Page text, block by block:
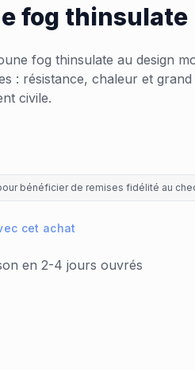
fog thinsulate
fog thinsulate au design
: résistance, chaleur et
civile.
bénéficier de remises fidélité au
cet achat
en 2-4 jours ouvrés